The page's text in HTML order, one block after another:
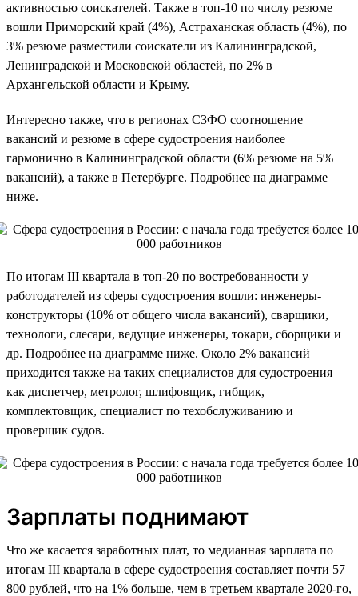
активностью соискателей. Также в топ-10 по числу резюме
вошли Приморский край (4%), Астраханская область (4%), по
3% резюме разместили соискатели из Калининградской,
Ленинградской и Московской областей, по 2% в
Архангельской области и Крыму.
Интересно также, что в регионах СЗФО соотношение
вакансий и резюме в сфере судостроения наиболее
гармонично в Калининградской области (6% резюме на 5%
вакансий), а также в Петербурге. Подробнее на диаграмме
ниже.
По итогам III квартала в топ-20 по востребованности у
работодателей из сферы судостроения вошли: инженеры-
конструкторы (10% от общего числа вакансий), сварщики,
технологи, слесари, ведущие инженеры, токари, сборщики и
др. Подробнее на диаграмме ниже. Около 2% вакансий
приходится также на таких специалистов для судостроения
как диспетчер, метролог, шлифовщик, гибщик,
комплектовщик, специалист по техобслуживанию и
проверщик судов.
Зарплаты поднимают
Что же касается заработных плат, то медианная зарплата по
итогам III квартала в сфере судостроения составляет почти 57
800 рублей, что на 1% больше, чем в третьем квартале 2020-го,